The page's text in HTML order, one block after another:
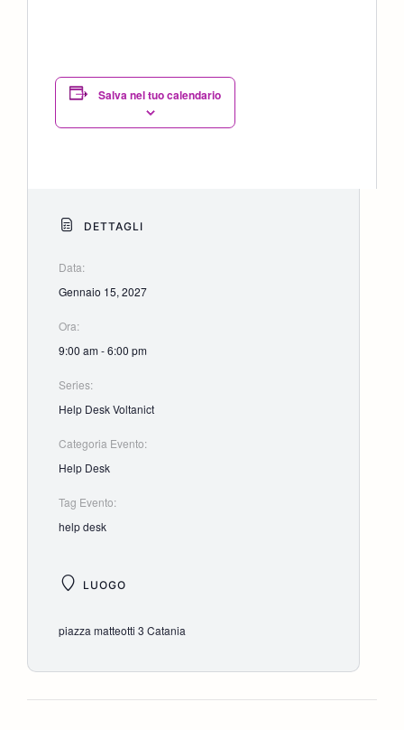
Salva nel tuo calendario
DETTAGLI
Data:
Gennaio 15, 2027
Ora:
9:00 am - 6:00 pm
Series:
Help Desk Voltanict
Categoria Evento:
Help Desk
Tag Evento:
help desk
LUOGO
piazza matteotti 3 Catania